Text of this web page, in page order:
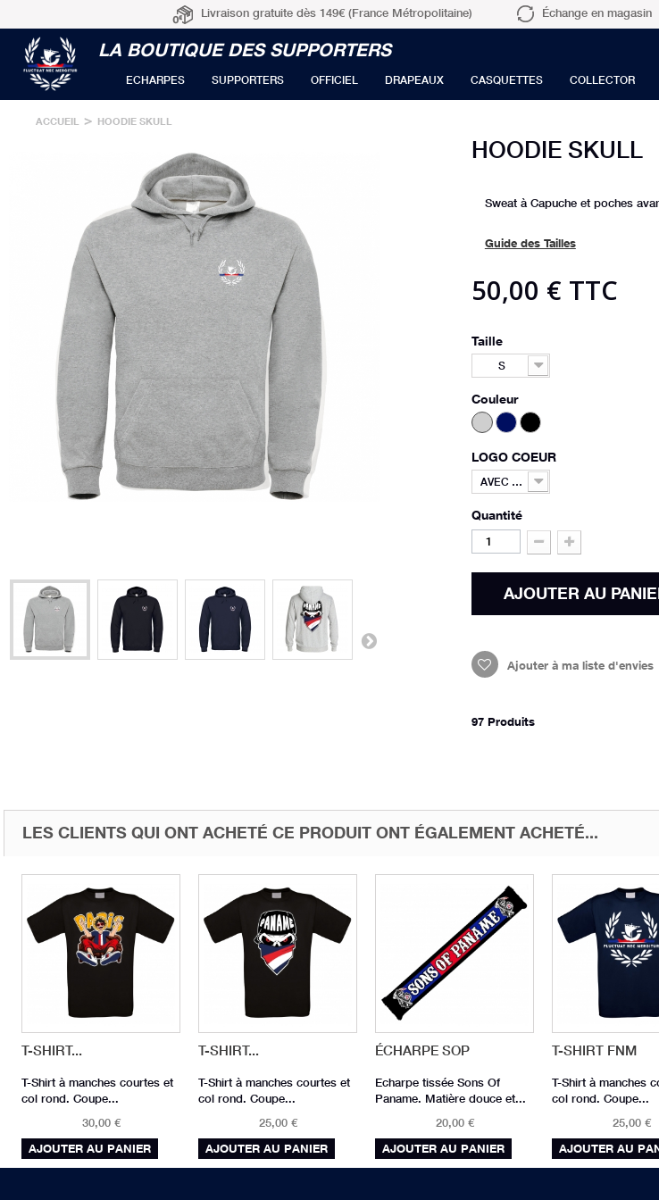
Livraison gratuite dès 149€ (France Métropolitaine) Échange en magasin
LA BOUTIQUE DES SUPPORTERS
ECHARPES SUPPORTERS OFFICIEL DRAPEAUX CASQUETTES COLLECTOR
ACCUEIL > HOODIE SKULL
HOODIE SKULL
Sweat à Capuche et poches
Guide des Tailles
50,00 € TTC
Taille
S
Couleur
LOGO COEUR
AVEC LOGO COEUR
Quantité
AJOUTER AU
Ajouter à ma liste d'envies
97 Produits
LES CLIENTS QUI ONT ACHETÉ CE PRODUIT ONT ÉGALEMENT ACHETÉ...
T-SHIRT...
T-Shirt à manches courtes et
col rond. Coupe...
30,00 €
AJOUTER AU PANIER
T-SHIRT...
T-Shirt à manches courtes et
col rond. Coupe...
25,00 €
AJOUTER AU PANIER
ÉCHARPE SOP
Echarpe tissée Sons Of
Paname. Matière douce et...
20,00 €
AJOUTER AU PANIER
T-SHIRT FNM
T-Shirt à manches
col rond. Coupe...
25,00 €
AJOUTER AU